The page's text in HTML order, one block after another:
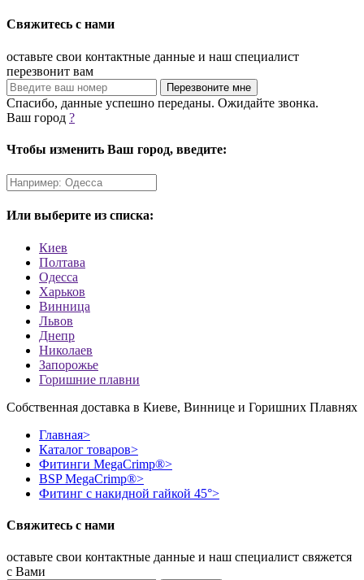
Свяжитесь с нами
оставьте свои контактные данные и наш специалист
перезвонит вам
Спасибо, данные успешно переданы. Ожидайте звонка.
Ваш город ?
Чтобы изменить Ваш город, введите:
Или выберите из списка:
Киев
Полтава
Одесса
Харьков
Винница
Львов
Днепр
Николаев
Запорожье
Горишние плавни
Собственная доставка в Киеве, Виннице и Горишних Плавнях
Главная>
Каталог товаров>
Фитинги MegaCrimp®>
BSP MegaCrimp®>
Фитинг с накидной гайкой 45°>
Свяжитесь с нами
оставьте свои контактные данные и наш специалист свяжется
с Вами